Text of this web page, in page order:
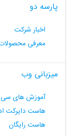
پارسه دو
اخبار شرکت
معرفی
میزبانی وب
آموزش های سی
هاست دایرکت
هاست رایگان